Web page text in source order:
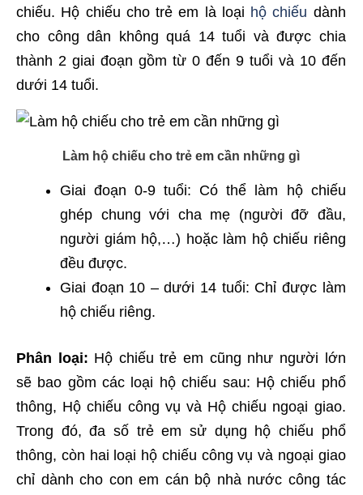
chiếu. Hộ chiếu cho trẻ em là loại hộ chiếu dành
cho công dân không quá 14 tuổi và được chia
thành 2 giai đoạn gồm từ 0 đến 9 tuổi và 10 đến
dưới 14 tuổi.
Làm hộ chiếu cho trẻ em cần những gì
Giai đoạn 0-9 tuổi: Có thể làm hộ chiếu
ghép chung với cha mẹ (người đỡ đầu,
người giám hộ,…) hoặc làm hộ chiếu riêng
đều được.
Giai đoạn 10 – dưới 14 tuổi: Chỉ được làm
hộ chiếu riêng.
Phân loại: Hộ chiếu trẻ em cũng như người lớn
sẽ bao gồm các loại hộ chiếu sau: Hộ chiếu phổ
thông, Hộ chiếu công vụ và Hộ chiếu ngoại giao.
Trong đó, đa số trẻ em sử dụng hộ chiếu phổ
thông, còn hai loại hộ chiếu công vụ và ngoại giao
chỉ dành cho con em cán bộ nhà nước công tác